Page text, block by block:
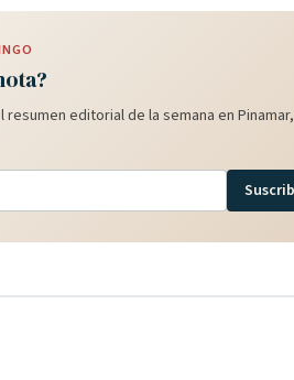
editorial de la semana en